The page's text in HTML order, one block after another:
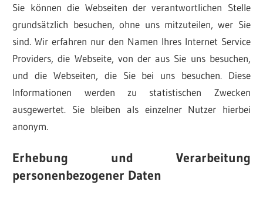
Sie können die Webseiten der verantwortlichen Stelle
grundsätzlich besuchen, ohne uns mitzuteilen, wer Sie
sind. Wir erfahren nur den Namen Ihres Internet Service
Providers, die Webseite, von der aus Sie uns besuchen,
und die Webseiten, die Sie bei uns besuchen. Diese
Informationen werden zu statistischen Zwecken
ausgewertet. Sie bleiben als einzelner Nutzer hierbei
anonym.
Erhebung und Verarbeitung
personenbezogener Daten